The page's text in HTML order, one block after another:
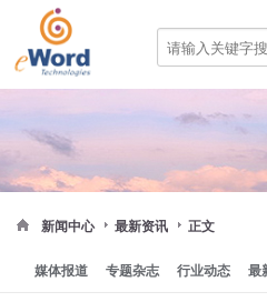
新闻中心 最新资讯 正文
媒体报道 专题杂志 行业动态 最